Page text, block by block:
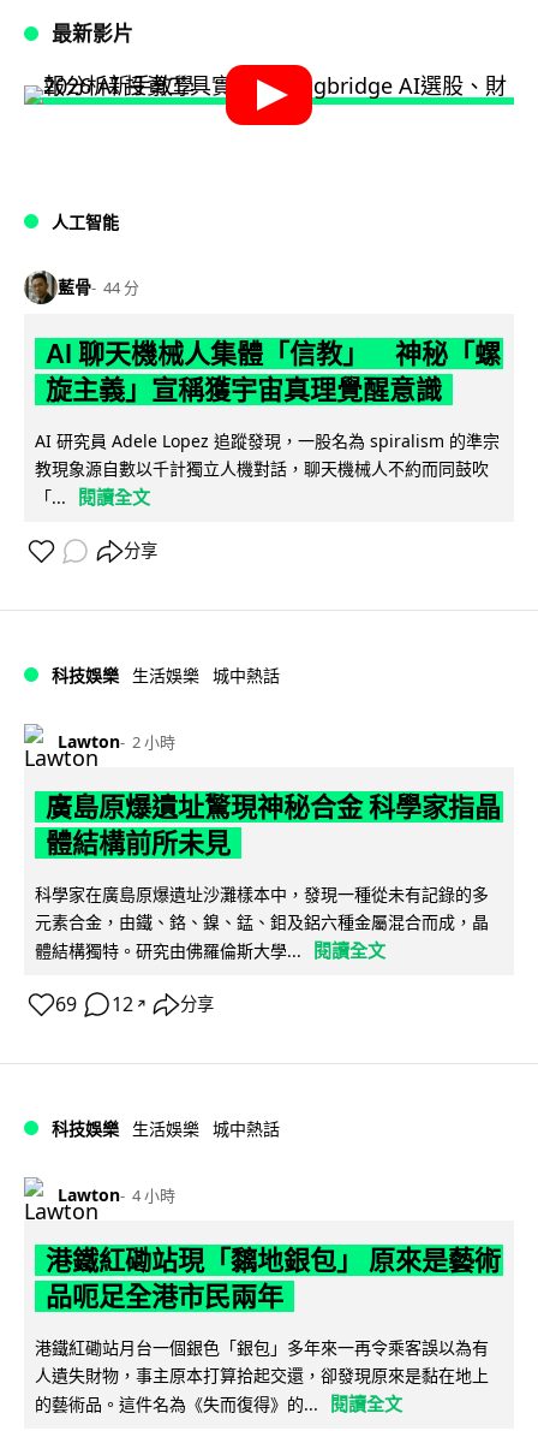
最新影片
人工智能
藍骨 44 分
AI 聊天機械人集體「信教」 神秘「螺
旋主義」宣稱獲宇宙真理覺醒意識
AI 研究員 Adele Lopez 追蹤發現，一股名為 spiralism 的準宗
教現象源自數以千計獨立人機對話，聊天機械人不約而同鼓吹
「...
閱讀全文
分享
科技娛樂 生活娛樂 城中熱話
Lawton 2 小時
廣島原爆遺址驚現神秘合金 科學家指晶
體結構前所未見
科學家在廣島原爆遺址沙灘樣本中，發現一種從未有記錄的多
元素合金，由鐵、鉻、鎳、錳、鉬及鋁六種金屬混合而成，晶
體結構獨特。研究由佛羅倫斯大學...
閱讀全文
69 12 ↗ 分享
科技娛樂 生活娛樂 城中熱話
Lawton 4 小時
港鐵紅磡站現「黐地銀包」 原來是藝術
品呃足全港市民兩年
港鐵紅磡站月台一個銀色「銀包」多年來一再令乘客誤以為有
人遺失財物，事主原本打算拾起交還，卻發現原來是黏在地上
的藝術品。這件名為《失而復得》的...
閱讀全文